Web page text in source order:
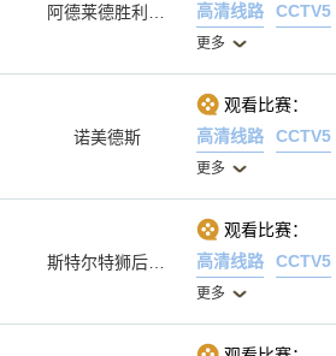
高清线路
CCTV5
更多
诺美德斯
观看比赛：
高清线路
CCTV5
更多
观看比赛：
高清线路
CCTV5
更多